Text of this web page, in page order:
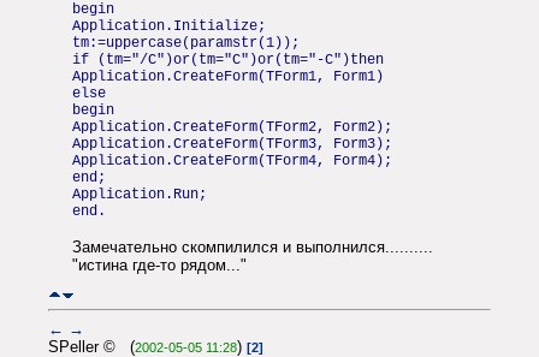
begin
Application.Initialize;
tm:=uppercase(paramstr(1));
if (tm="/C")or(tm="C")or(tm="-C")then
Application.CreateForm(TForm1, Form1)
else
begin
Application.CreateForm(TForm2, Form2);
Application.CreateForm(TForm3, Form3);
Application.CreateForm(TForm4, Form4);
end;
Application.Run;
end.
Замечательно скомпилился и выполнился..........
"истина где-то рядом..."
← →
SPeller © (2002-05-05 11:28) [2]